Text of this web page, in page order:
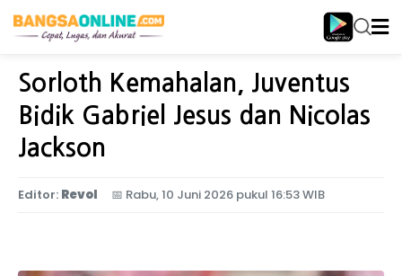
Home Olahraga
Sorloth Kemahalan, Juventus
Bidik Gabriel Jesus dan Nicolas
Jackson
Editor: Revol 📅 Rabu, 10 Juni 2026 pukul 16:53 WIB